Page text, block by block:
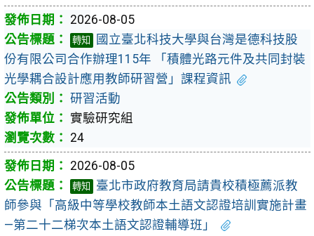
2026-08-05
轉知
國立臺北科技大學與台灣是德科技股
份有限公司合作辦理115年 「積體光路元件及共同封裝
光學耦合設計應用教師研習營」課程資訊
研習活動
實驗研究組
24
2026-08-05
轉知
臺北市政府教育局請貴校積極薦派教
師參與「高級中等學校教師本土語文認證培訓實施計畫
—第二十二梯次本土語文認證輔導班」